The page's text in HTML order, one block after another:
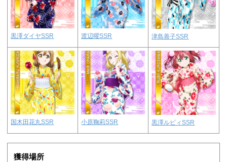
黒澤ダイヤSSR 渡辺曜SSR 津島善子SSR
国木田花丸SSR 小原鞠莉SSR 黒澤ルビィSSR
獲得場所